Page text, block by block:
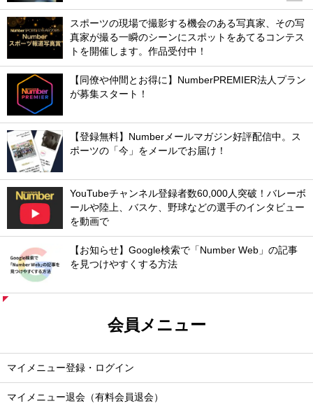
スポーツの現場で撮影する機会のある写真家、その写
真家が撮る一瞬のシーンにスポットをあてるコンテス
トを開催します。作品受付中！
【同僚や仲間とお得に】NumberPREMIER法人プラン
が募集スタート！
【登録無料】Numberメールマガジン好評配信中。ス
ポーツの「今」をメールでお届け！
YouTubeチャンネル登録者数60,000人突破！バレーボ
ールや陸上、バスケ、野球などの選手のインタビュー
を動画で
【お知らせ】Google検索で「Number Web」の記事
を見つけやすくする方法
会員メニュー
マイメニュー登録・ログイン
マイメニュー退会（有料会員退会）